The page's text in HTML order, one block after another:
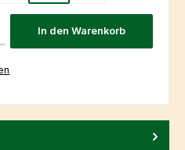
In den Warenkorb